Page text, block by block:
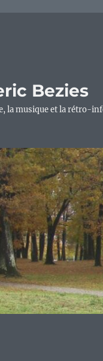
Bezies
la musique et la rétro-